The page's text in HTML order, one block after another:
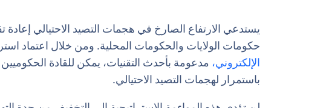
يستدعي الارتفاع الصارخ في هجمات التصيد الاحتيالي إعادة
حكومات الولايات والحكومات المحلية. ومن خلال اعتماد
الإلكتروني،
باستمرار لهجمات التصيد الاحتيالي.